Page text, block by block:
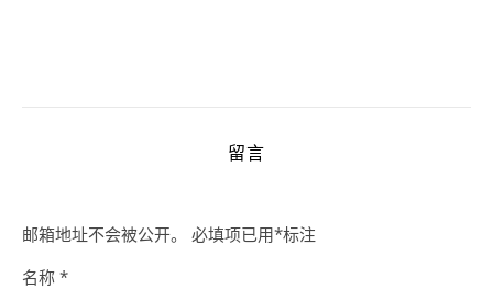
留言
邮箱地址不会被公开。 必填项已用*标注
名称 *